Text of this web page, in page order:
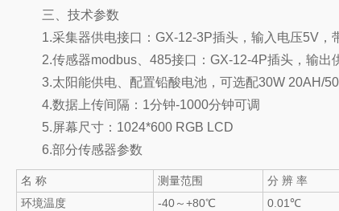
三、技术参数
1.采集器供电接口：GX-12-3P插头，输入电压5V，
2.传感器modbus、485接口：GX-12-4P插头，输出
3.太阳能供电、配置铅酸电池，可选配30W 20AH/
4.数据上传间隔：1分钟-1000分钟可调
5.屏幕尺寸：1024*600 RGB LCD
6.部分传感器参数
名 称 测量范围 分 辨 率
环境温度
-40～+80℃ 0.01℃